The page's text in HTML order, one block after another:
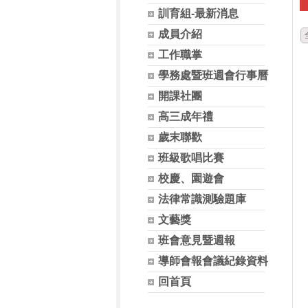
訓育組-最新消息
成員介紹
工作職掌
學務處暨班週會行事曆
開課社團
高三成年禮
歲末聯歡
班級歌唱比賽
校慶、園遊會
法律常識測驗題庫
文藝獎
班會意見暨週報
導師會報會議紀錄資料
回首頁